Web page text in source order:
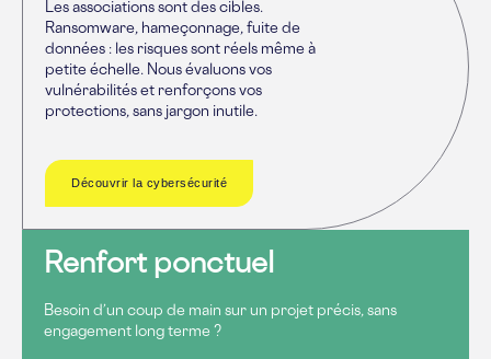
Les associations sont des cibles.
Ransomware, hameçonnage, fuite de
données : les risques sont réels même à
petite échelle. Nous évaluons vos
vulnérabilités et renforçons vos
protections, sans jargon inutile.
Découvrir la cybersécurité
Renfort ponctuel
Besoin d’un coup de main sur un projet précis, sans
engagement long terme ?